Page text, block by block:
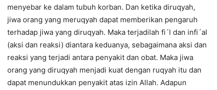
menyebar ke dalam tubuh korban. Dan ketika diruqyah,
jiwa orang yang meruqyah dapat memberikan pengaruh
terhadap jiwa yang diruqyah. Maka terjadilah fi´l dan infi´al
(aksi dan reaksi) diantara keduanya, sebagaimana aksi dan
reaksi yang terjadi antara penyakit dan obat. Maka jiwa
orang yang diruqyah menjadi kuat dengan ruqyah itu dan
dapat menundukkan penyakit atas izin Allah. Adapun